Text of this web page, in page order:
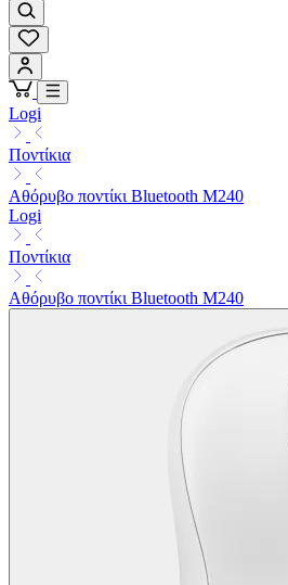
Logi
Ποντίκια
Αθόρυβο ποντίκι Bluetooth M240
Logi
Ποντίκια
Αθόρυβο ποντίκι Bluetooth M240